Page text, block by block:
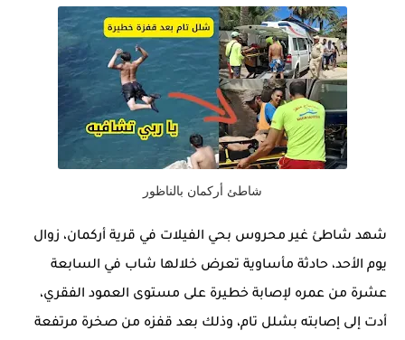
شاطئ أركمان بالناظور
شهد شاطئ غير محروس بحي الفيلات في قرية أركمان، زوال
يوم الأحد، حادثة مأساوية تعرض خلالها شاب في السابعة
عشرة من عمره لإصابة خطيرة على مستوى العمود الفقري،
أدت إلى إصابته بشلل تام، وذلك بعد قفزه من صخرة مرتفعة